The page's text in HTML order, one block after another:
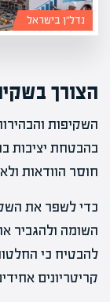
נדל”ן בישראל
הצורך
השקיפות
בהבטחת יציבות
חוסר הוודאות
כדי לשפר את
השומה ולהגביר
להבטיח כי
קריטריונים